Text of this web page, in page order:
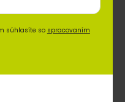
súhlasíte so spracovaním